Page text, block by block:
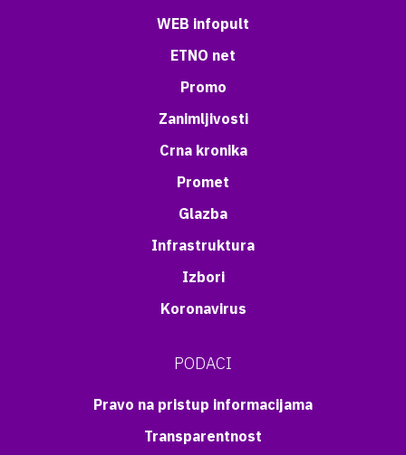
WEB infopult
ETNO net
Promo
Zanimljivosti
Crna kronika
Promet
Glazba
Infrastruktura
Izbori
Koronavirus
PODACI
Pravo na pristup informacijama
Transparentnost